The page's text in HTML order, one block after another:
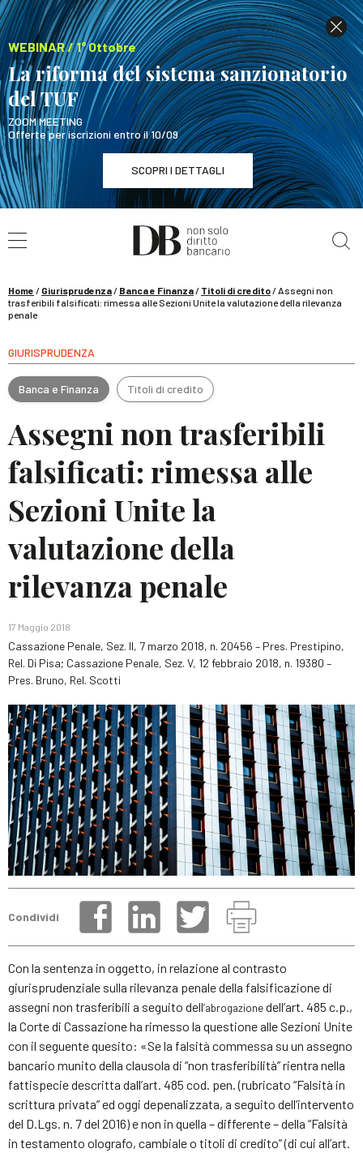
WEBINAR / 1° Ottobre
La riforma del sistema sanzionatorio
del TUF
ZOOM MEETING
Offerte per iscrizioni entro il 10/09
SCOPRI I DETTAGLI
WEBINAR / 1° Ottobre
La riforma del sistema sanzionatorio del TUF
Home / Giurisprudenza/ Banca e Finanza/ Titoli di credito/Assegni non
trasferibili falsificati: rimessa alle Sezioni Unite la valutazione della rilevanza
penale
GIURISPRUDENZA
Banca e Finanza Titoli di credito
Assegni non trasferibili
falsificati: rimessa alle
Sezioni Unite la
valutazione della
rilevanza penale
17 Maggio 2018
Cassazione Penale, Sez. II, 7 marzo 2018, n. 20456 – Pres. Prestipino,
Rel. Di Pisa; Cassazione Penale, Sez. V, 12 febbraio 2018, n. 19380 –
Pres. Bruno, Rel. Scotti
Condividi
Con la sentenza in oggetto, in relazione al contrasto
giurisprudenziale sulla rilevanza penale della falsificazione di
assegni non trasferibili a seguito dell’abrogazionedell’art. 485 c.p.,
la Corte di Cassazione ha rimesso la questione alle Sezioni Unite
con il seguente quesito: «Se la falsità commessa su un assegno
bancario munito della clausola di “non trasferibilità” rientra nella
fattispecie descritta dall’art. 485 cod. pen. (rubricato “Falsità in
scrittura privata” ed oggi depenalizzata, a seguito dell’intervento
del D.Lgs. n. 7 del 2016) e non in quella – differente – della “Falsità
in testamento olografo, cambiale o titoli di credito” (di cui all’art.